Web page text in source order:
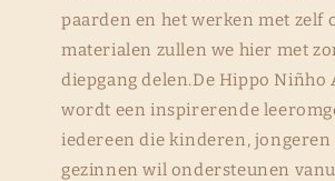
paarden en het werken met zelf
materialen zullen we hier met
diepgang delen.De Hippo Niñho
wordt een inspirerende
iedereen die kinderen, jongeren
gezinnen wil ondersteunen